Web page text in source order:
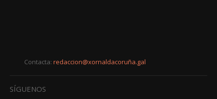
Contacta: redaccion@xornaldacoruña.gal
SÍGUENOS